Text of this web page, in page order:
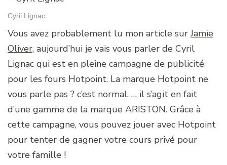
Cyril Lignac
Vous avez probablement lu mon article surJamie
Oliver, aujourd’hui je vais vous parler de Cyril
Lignac qui est en pleine campagne de publicité
pour les fours Hotpoint. La marque Hotpoint ne
vous parle pas ? c’est normal, … il s’agit en fait
d’une gamme de la marque ARISTON. Grâce à
cette campagne, vous pouvez jouer avec Hotpoint
pour tenter de gagner votre cours privé pour
votre famille !